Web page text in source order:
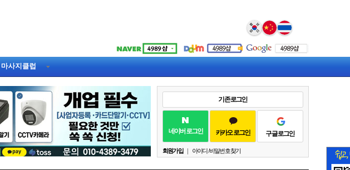
Select Language ▼
마사지클럽
기존 로그인
네이버 로그인 카카오 로그인 구글 로그인
회원가입 아이디 / 비밀번호 찾기